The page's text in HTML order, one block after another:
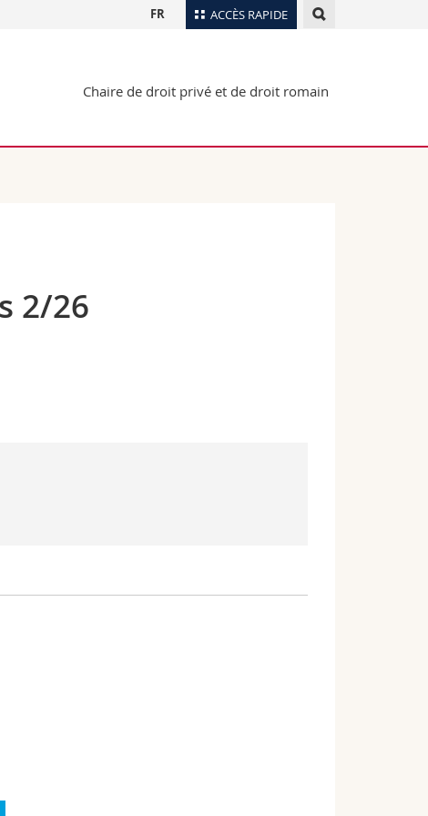
ACCÈS RAPIDE
Plan d'accès
Webmail
FR
Chaire de droit privé et de droit romain
2/26